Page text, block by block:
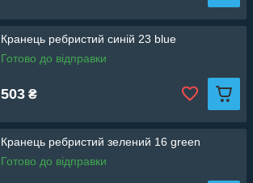
Кранець ребристий синій 23 blue
Готово до відправки
503 ₴
Кранець ребристий зелений 16 green
Готово до відправки